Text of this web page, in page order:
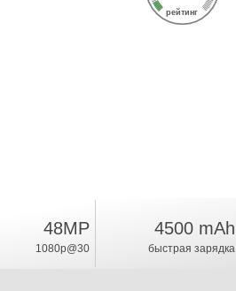
рейтинг
48MP
1080p@30
4500 mAh
быстрая зарядка